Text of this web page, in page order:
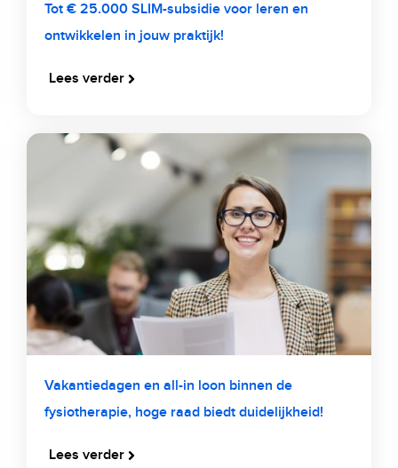
Tot € 25.000 SLIM-subsidie voor leren en
ontwikkelen in jouw praktijk!
Lees verder
Vakantiedagen en all-in loon binnen de
fysiotherapie, hoge raad biedt duidelijkheid!
Lees verder